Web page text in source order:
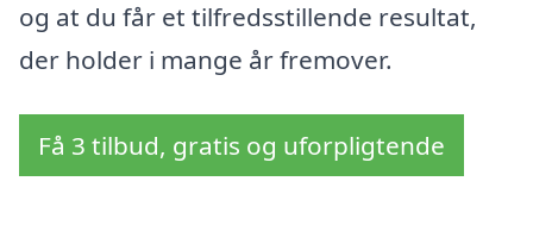
og at du får et tilfredsstillende resultat,
der holder i mange år fremover.
Få 3 tilbud, gratis og uforpligtende